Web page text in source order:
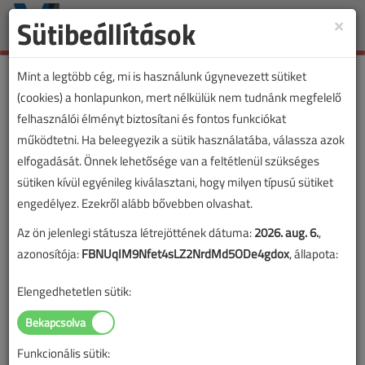
Toggle
×
Sütibeállítások
Mint a legtöbb cég, mi is használunk úgynevezett sütiket
(cookies) a honlapunkon, mert nélkülük nem tudnánk megfelelő
felhasználói élményt biztosítani és fontos funkciókat
működtetni. Ha beleegyezik a sütik használatába, válassza azok
elfogadását. Önnek lehetősége van a feltétlenül szükséges
sütiken kívül egyénileg kiválasztani, hogy milyen típusú sütiket
engedélyez. Ezekről alább bővebben olvashat.
Az ön jelenlegi státusza létrejöttének dátuma:2026. aug. 6.,
azonosítója:FBNUqIM9Nfet4sLZ2NrdMd5ODe4gdox, állapota:
Elengedhetetlen sütik:
Funkcionális sütik: